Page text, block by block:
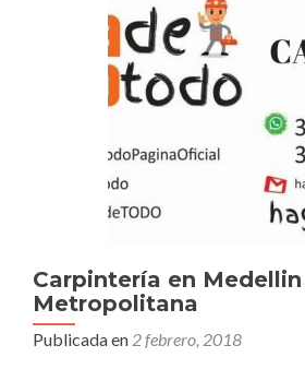
Carpintería en Medellin
Metropolitana
Publicada en 2 febrero, 2018